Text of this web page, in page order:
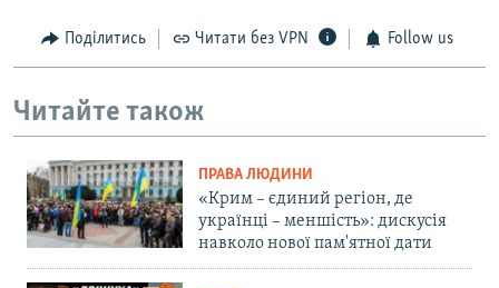
Поділитись Читати без VPN Follow us
Читайте також
ПРАВА ЛЮДИНИ
«Крим – єдиний регіон, де
українці – меншість»: дискусія
навколо нової пам'ятної дати